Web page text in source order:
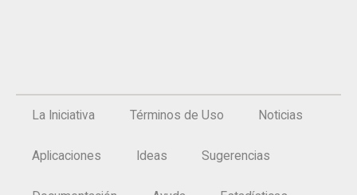
La Iniciativa Términos de Uso Noticias
Aplicaciones Ideas Sugerencias